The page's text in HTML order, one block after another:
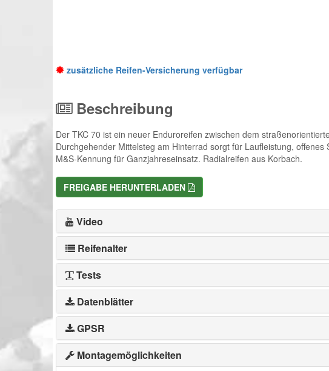
zusätzliche Reifen-Versicherung verfügbar
Beschreibung
Der TKC 70 ist ein neuer Enduroreifen zwischen dem
Durchgehender Mittelsteg am Hinterrad sorgt für Laufleistung, offenes
M&S-Kennung für Ganzjahreseinsatz. Radialreifen aus Korbach.
FREIGABE HERUNTERLADEN
Video
Reifenalter
Tests
Datenblätter
GPSR
Montagemöglichkeiten